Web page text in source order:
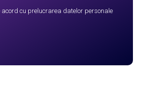
cu prelucrarea datelor personale